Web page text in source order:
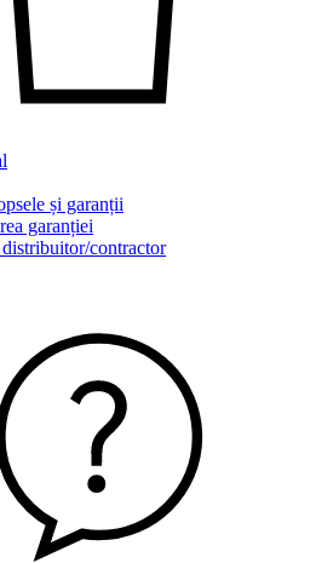
și garanții
garanției
contractor